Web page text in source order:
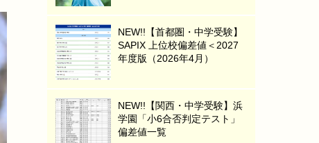
NEW!!【首都圏・中学受験】
SAPIX 上位校偏差値＜2027
年度版（2026年4月）
NEW!!【関西・中学受験】浜
学園「小6合否判定テスト」
偏差値一覧